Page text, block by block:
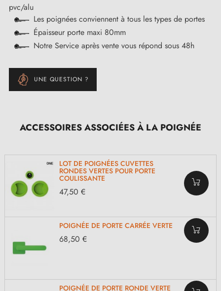
pvc/alu
Les poignées conviennent à tous les types de portes
Épaisseur porte maxi 80mm
Notre Service après vente vous répond sous 48h
UNE QUESTION ?
ACCESSOIRES ASSOCIÉES À LA POIGNÉE
LOT DE POIGNÉES CUVETTES
RONDES VERTES POUR PORTE
COULISSANTE
47,50 €
POIGNÉE DE PORTE CARRÉE VERTE
68,50 €
POIGNÉE DE PORTE RONDE VERTE